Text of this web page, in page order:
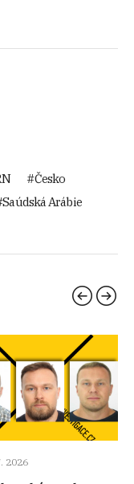
Česko
Saúdská Arábie
2026